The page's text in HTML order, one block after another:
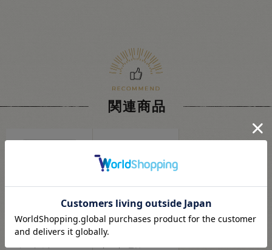
関連商品
糸見本帳 フジックス
タイヤー絹糸 カラーサ
フジックス タイヤー
絹手縫い糸 9号 80m巻